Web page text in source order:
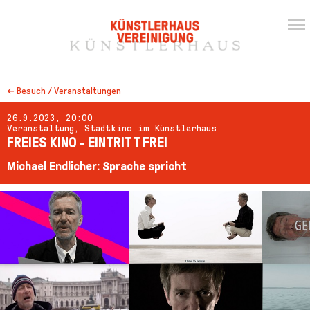
← Besuch / Veranstaltungen
26.9.2023, 20:00
Veranstaltung, Stadtkino im Künstlerhaus
FREIES KINO - EINTRITT FREI
Michael Endlicher: Sprache spricht